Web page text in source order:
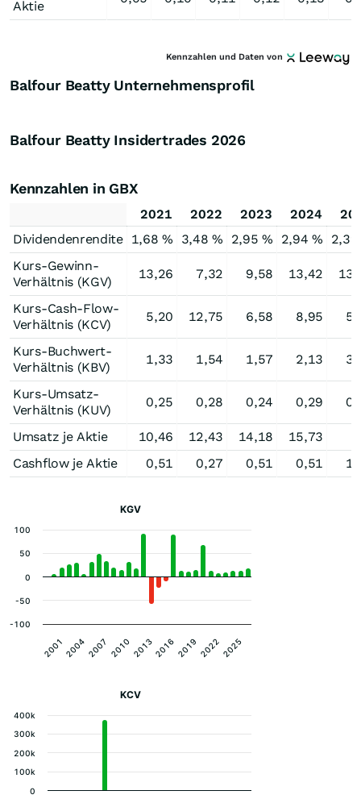
Aktie
Kennzahlen und Daten von
Balfour Beatty Unternehmensprofil
Balfour Beatty Insidertrades 2026
Kennzahlen in GBX
2021 2022 2023 2024
Dividendenrendite 1,68 % 3,48 % 2,95 % 2,94 %
2,39
Kurs-Gewinn-
Verhältnis (KGV)
13,26 7,32 9,58 13,42
Kurs-Cash-Flow-
Verhältnis (KCV)
5,20 12,75 6,58 8,95
Kurs-Buchwert-
Verhältnis (KBV)
1,33 1,54 1,57 2,13
Kurs-Umsatz-
Verhältnis (KUV)
0,25 0,28 0,24 0,29
Umsatz je Aktie 10,46 12,43 14,18 15,73
Cashflow je Aktie
0,51 0,27 0,51 0,51
KGV
200120042007 2010 201320162019 20222025
-50
0
50
100
-100
KCV
0
100k
200k
300k
400k